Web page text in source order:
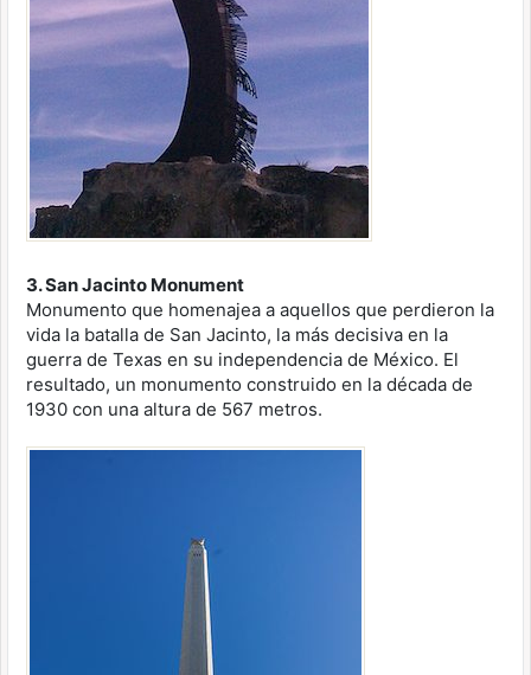
3. San Jacinto Monument
Monumento que homenajea a aquellos que perdieron la
vida la batalla de San Jacinto, la más decisiva en la
guerra de Texas en su independencia de México. El
resultado, un monumento construido en la década de
1930 con una altura de 567 metros.